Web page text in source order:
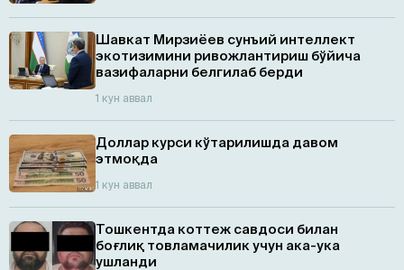
Шавкат Мирзиёев сунъий интеллект
экотизимини ривожлантириш бўйича
вазифаларни белгилаб берди
1 кун аввал
Доллар курси кўтарилишда давом
этмоқда
1 кун аввал
Тошкентда коттеж савдоси билан
боғлиқ товламачилик учун ака-ука
ушланди